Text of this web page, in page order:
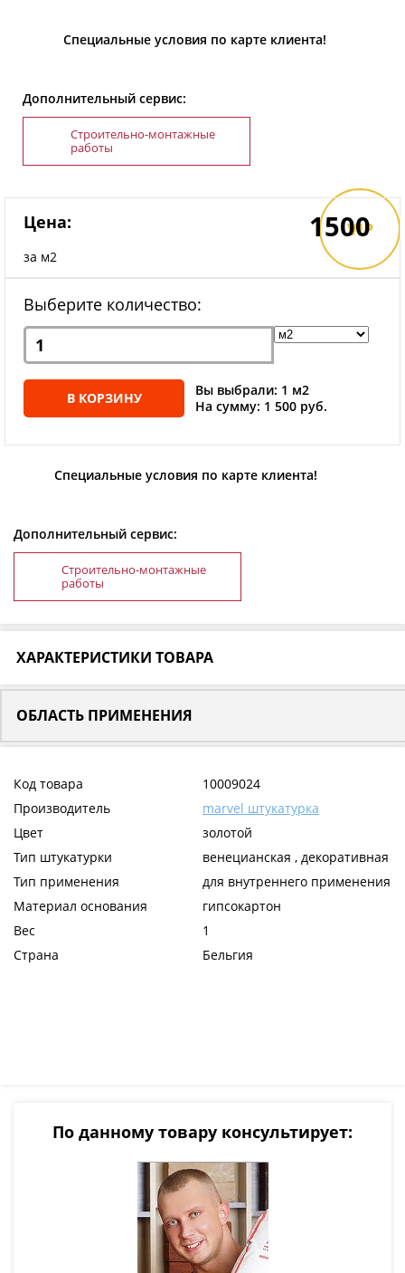
Специальные условия по карте клиента!
Дополнительный сервис:
Строительно-монтажные
работы
VIP
Цена:
за м2
1500
Выберите количество:
В КОРЗИНУ
Вы выбрали: 1 м2
На сумму: 1 500 руб.
Специальные условия по карте клиента!
Дополнительный сервис:
Строительно-монтажные
работы
ХАРАКТЕРИСТИКИ ТОВАРА
ОБЛАСТЬ ПРИМЕНЕНИЯ
Код товара
10009024
Производитель
marvel штукатурка
Цвет
золотой
Тип штукатурки
венецианская , декоративная
Тип применения
для внутреннего применения
Материал основания
гипсокартон
Вес
1
Страна
Бельгия
По данному товару консультирует: